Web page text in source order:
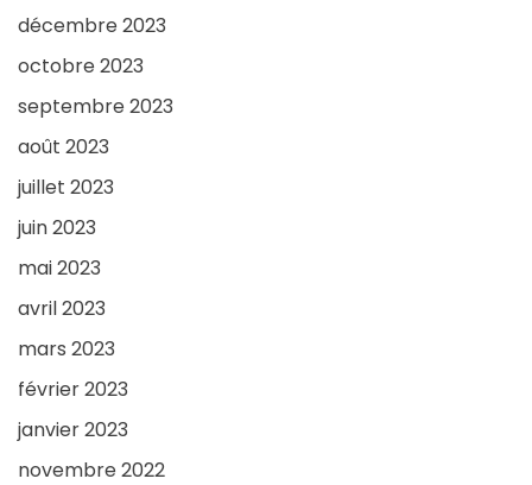
décembre 2023
octobre 2023
septembre 2023
août 2023
juillet 2023
juin 2023
mai 2023
avril 2023
mars 2023
février 2023
janvier 2023
novembre 2022